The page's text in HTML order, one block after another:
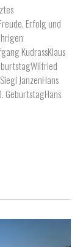
Erfolg und
KudrassKlaus
JanzenHans
GeburtstagHans